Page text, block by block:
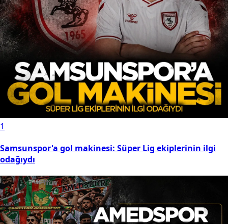
1
Samsunspor'a gol makinesi: Süper Lig ekiplerinin ilgi
odağıydı